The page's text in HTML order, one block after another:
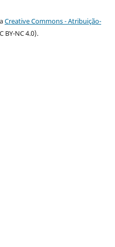
Creative Commons - Atribuição-
BY-NC 4.0).